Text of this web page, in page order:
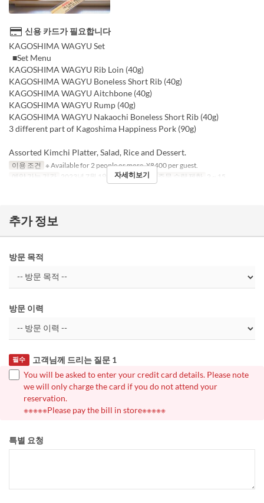
신용 카드가 필요합니다
KAGOSHIMA WAGYU Set
■Set Menu
KAGOSHIMA WAGYU Rib Loin (40g)
KAGOSHIMA WAGYU Boneless Short Rib (40g)
KAGOSHIMA WAGYU Aitchbone (40g)
KAGOSHIMA WAGYU Rump (40g)
KAGOSHIMA WAGYU Nakaochi Boneless Short Rib (40g)
3 different part of Kagoshima Happiness Pork (90g)
Assorted Kimchi Platter, Salad, Rice and Dessert.
이용 조건 ※ Available for 2 people or more. ¥8400 per guest.
예약 가능 기간
2023년 7월 1일 ~ 식사 저녁 주문 수량 제한 2 ~ 15
자세히보기
추가 정보
방문 목적
방문 이력
고객님께 드리는 질문 1
필수
You will be asked to enter your credit card details. Please note
we will only charge the card if you do not attend your
reservation.
※※※※※Please pay the bill in store※※※※※
특별 요청